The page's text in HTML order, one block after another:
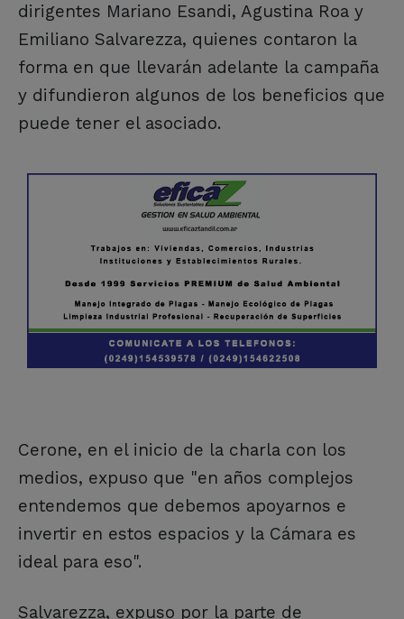
dirigentes Mariano Esandi, Agustina Roa y
Emiliano Salvarezza, quienes contaron la
forma en que llevarán adelante la campaña
y difundieron algunos de los beneficios que
puede tener el asociado.
Cerone, en el inicio de la charla con los
medios, expuso que "en años complejos
entendemos que debemos apoyarnos e
invertir en estos espacios y la Cámara es
ideal para eso".
Salvarezza, expuso por la parte de